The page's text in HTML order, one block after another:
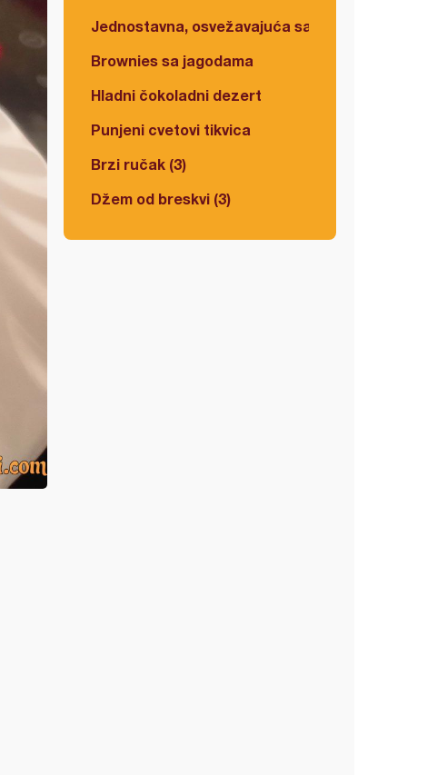
Jednostavna, osvežavajuća salata
Brownies sa jagodama
Hladni čokoladni dezert
Punjeni cvetovi tikvica
Brzi ručak (3)
Džem od breskvi (3)